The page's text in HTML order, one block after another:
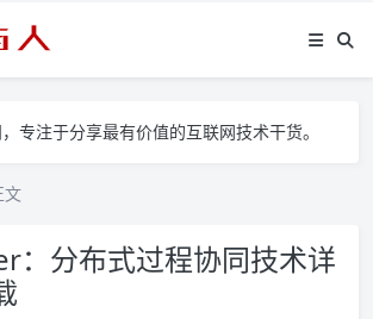
专注于分享最有价值的互联网技术干货。
文
：分布式过程协同技术详